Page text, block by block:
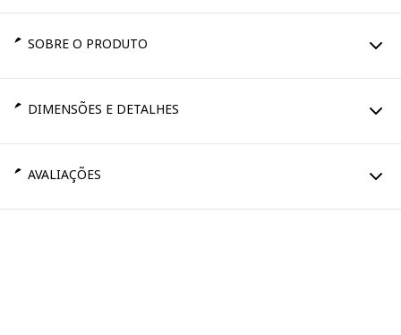
SOBRE O PRODUTO
DIMENSÕES E DETALHES
AVALIAÇÕES